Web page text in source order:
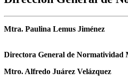
Mtra. Paulina Lemus Jiménez
Directora General de Normatividad
Mtro. Alfredo Juárez Velázquez